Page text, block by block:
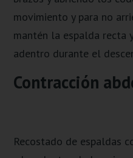
movimiento y para no
mantén la espalda recta
adentro durante el
Contracción
Recostado de espaldas